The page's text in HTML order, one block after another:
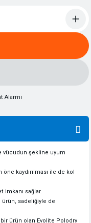
Alarmı
vücudun şekline uyum
kaydırılması ile de kol
imkanı sağlar.
ürün, sadeliğiyle de
ürün olan Evolite Polodry